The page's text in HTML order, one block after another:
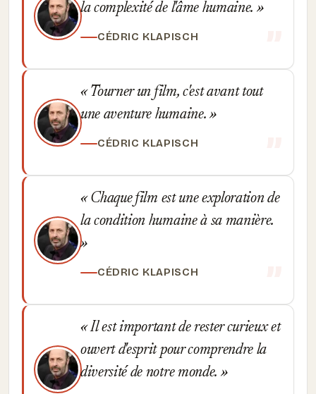
la complexité de l'âme humaine.
CÉDRIC KLAPISCH
Tourner un film, c'est avant tout
une aventure humaine.
CÉDRIC KLAPISCH
Chaque film est une exploration de
la condition humaine à sa manière.
CÉDRIC KLAPISCH
Il est important de rester curieux et
ouvert d'esprit pour comprendre la
diversité de notre monde.